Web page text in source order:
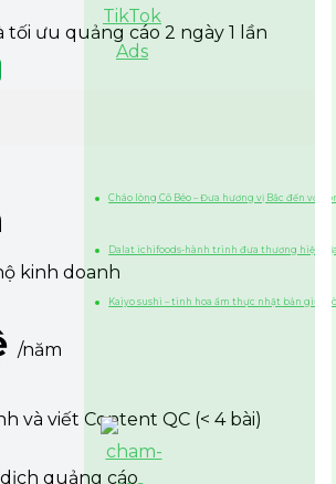
Cháo lòng Cô Béo – Đưa hương vị Bắc đến với
Dalat ichifoods-hành trình đưa thương hiệu
Kaiyo sushi – tinh hoa ẩm thực nhật bản giữa
tối ưu quảng cáo 2 ngày 1 lần
kinh doanh
/năm
và viết Content QC (< 4 bài)
quảng cáo